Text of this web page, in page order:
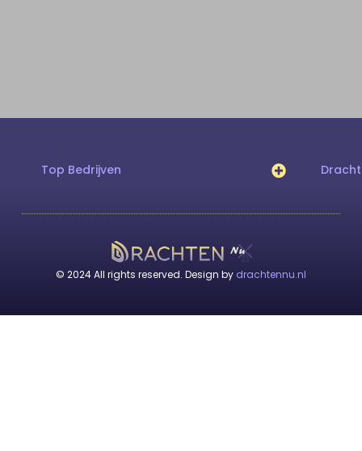
Top Bedrijven
© 2024 All rights reserved. Design by drachtennu.nl